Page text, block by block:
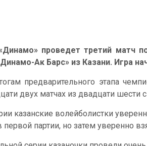
проведет третий матч
Ак Барс» из Казани. Игра
предварительного этапа
двух матчах из двадцати шести
казанские волейболистки
первой партии, но затем уверенно